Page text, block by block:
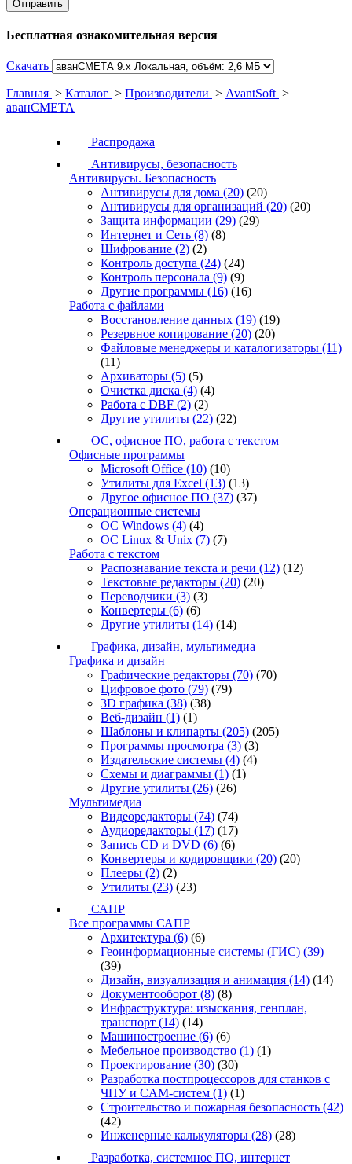
Бесплатная ознакомительная версия
Скачать
Главная > Каталог > Производители > AvantSoft >
аванСМЕТА
Распродажа
Антивирусы, безопасность
Антивирусы. Безопасность
Антивирусы для дома (20) (20)
Антивирусы для организаций (20) (20)
Защита информации (29) (29)
Интернет и Сеть (8) (8)
Шифрование (2) (2)
Контроль доступа (24) (24)
Контроль персонала (9) (9)
Другие программы (16) (16)
Работа с файлами
Восстановление данных (19) (19)
Резервное копирование (20) (20)
Файловые менеджеры и каталогизаторы (11)
(11)
Архиваторы (5) (5)
Очистка диска (4) (4)
Работа с DBF (2) (2)
Другие утилиты (22) (22)
ОС, офисное ПО, работа с текстом
Офисные программы
Microsoft Office (10) (10)
Утилиты для Excel (13) (13)
Другое офисное ПО (37) (37)
Операционные системы
ОС Windows (4) (4)
ОС Linux & Unix (7) (7)
Работа с текстом
Распознавание текста и речи (12) (12)
Текстовые редакторы (20) (20)
Переводчики (3) (3)
Конвертеры (6) (6)
Другие утилиты (14) (14)
Графика, дизайн, мультимедиа
Графика и дизайн
Графические редакторы (70) (70)
Цифровое фото (79) (79)
3D графика (38) (38)
Веб-дизайн (1) (1)
Шаблоны и клипарты (205) (205)
Программы просмотра (3) (3)
Издательские системы (4) (4)
Схемы и диаграммы (1) (1)
Другие утилиты (26) (26)
Мультимедиа
Видеоредакторы (74) (74)
Аудиоредакторы (17) (17)
Запись CD и DVD (6) (6)
Конвертеры и кодировщики (20) (20)
Плееры (2) (2)
Утилиты (23) (23)
САПР
Все программы САПР
Архитектура (6) (6)
Геоинформационные системы (ГИС) (39)
(39)
Дизайн, визуализация и анимация (14) (14)
Документооборот (8) (8)
Инфраструктура: изыскания, генплан,
транспорт (14) (14)
Машиностроение (6) (6)
Мебельное производство (1) (1)
Проектирование (30) (30)
Разработка постпроцессоров для станков с
ЧПУ и CAM-систем (1) (1)
Строительство и пожарная безопасность (42)
(42)
Инженерные калькуляторы (28) (28)
Разработка, системное ПО, интернет